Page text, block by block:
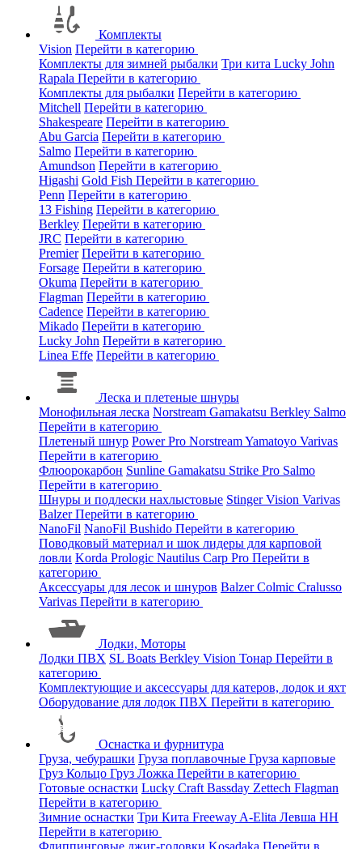
Комплекты
Vision Перейти в категорию
Комплекты для зимней рыбалки Три кита Lucky John
Rapala Перейти в категорию
Комплекты для рыбалки Перейти в категорию
Mitchell Перейти в категорию
Shakespeare Перейти в категорию
Abu Garcia Перейти в категорию
Salmo Перейти в категорию
Amundson Перейти в категорию
Higashi Gold Fish Перейти в категорию
Penn Перейти в категорию
13 Fishing Перейти в категорию
Berkley Перейти в категорию
JRC Перейти в категорию
Premier Перейти в категорию
Forsage Перейти в категорию
Okuma Перейти в категорию
Flagman Перейти в категорию
Cadence Перейти в категорию
Mikado Перейти в категорию
Lucky John Перейти в категорию
Linea Effe Перейти в категорию
Леска и плетеные шнуры
Монофильная леска Norstream Gamakatsu Berkley Salmo
Перейти в категорию
Плетеный шнур Power Pro NorstreamYamatoyo Varivas
Перейти в категорию
Флюорокарбон Sunline Gamakatsu Strike Pro Salmo
Перейти в категорию
Шнуры и подлески нахлыстовые StingerVision Varivas
BalzerПерейти в категорию
NanoFil NanoFil Bushido Перейти в категорию
Поводковый материал и шок лидеры для карповой
ловли Korda Prologic Nautilus Carp Pro Перейти в
категорию
Аксессуары для лесок и шнуров BalzerColmic Cralusso
Varivas Перейти в категорию
Лодки, Моторы
Лодки ПВХ SL Boats Berkley Vision Тонар Перейти в
категорию
Комплектующие и аксессуары для катеров, лодок и яхт
Оборудование для лодок ПВХ Перейти в категорию
Оснастка и фурнитура
Груза, чебурашки Груза поплавочные Груза карповые
Груз Кольцо Груз Ложка Перейти в категорию
Готовые оснастки Lucky Craft Bassday Zettech Flagman
Перейти в категорию
Зимние оснастки Три Кита Freeway A-Elita Левша НН
Перейти в категорию
Флиппинговые джиг-головки Kosadaka Перейти в